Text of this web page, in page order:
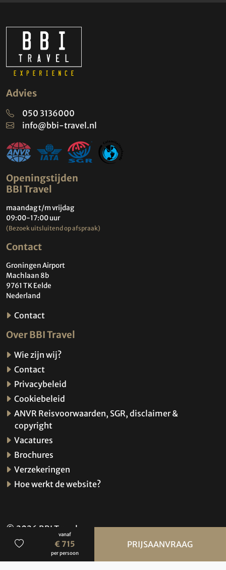
vanaf
€ 715
per persoon
PRIJSAANVRAAG
Advies
050 3136000
info@bbi-travel.nl
Openingstijden
BBI Travel
maandag t/m vrijdag
09:00-17:00 uur
(Bezoek uitsluitend op afspraak)
Contact
Groningen Airport
Machlaan 8b
9761 TK Eelde
Nederland
Contact
Over BBI Travel
Wie zijn wij?
Contact
Privacybeleid
Cookiebeleid
ANVR Reisvoorwaarden, SGR, disclaimer &
copyright
Vacatures
Brochures
Verzekeringen
Hoe werkt de website?
© 2026 BBI Travel
Privacybeleid